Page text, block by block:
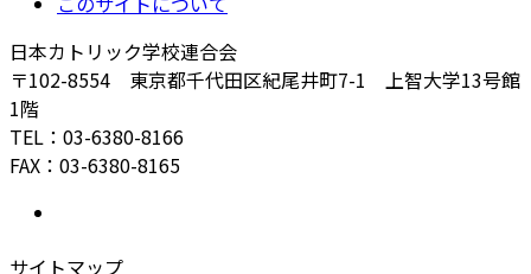
日本カトリック学校連合会
〒102-8554 東京都千代田区紀尾井町7-1 上智大学13号館
1階
TEL：03-6380-8166
FAX：03-6380-8165
サイトマップ